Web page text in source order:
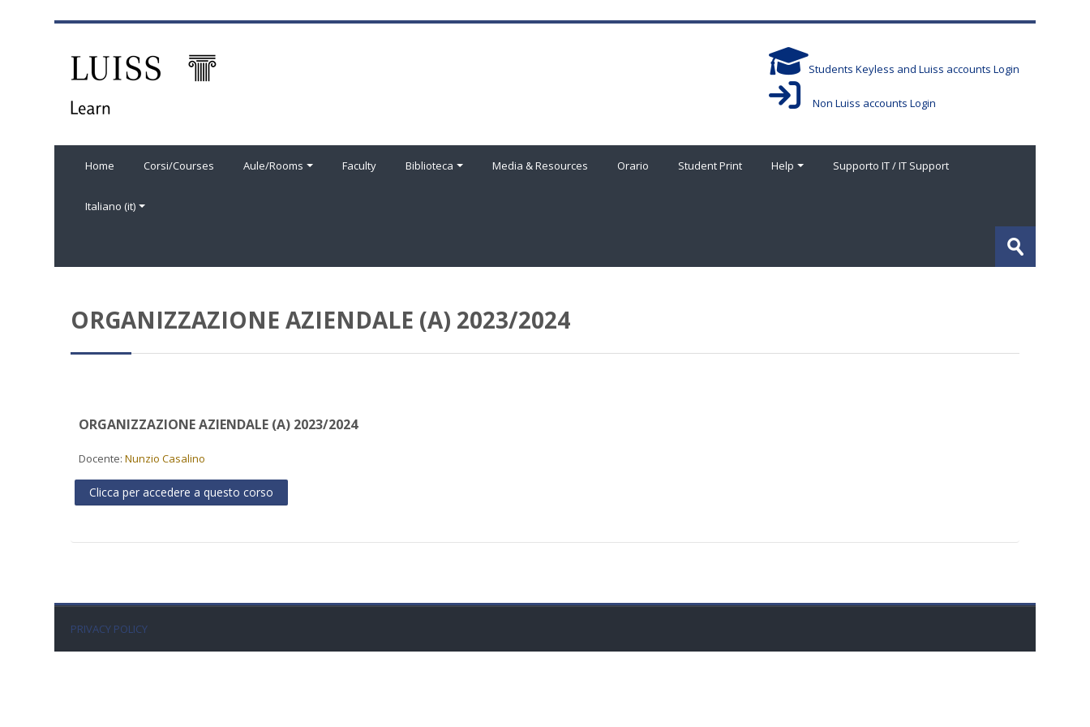
Students Keyless and Luiss accounts Login
Non Luiss accounts Login
Home Corsi/Courses Aule/Rooms Faculty Biblioteca Media & Resources Orario Student Print Help Supporto IT / IT Support
Italiano ‎(it)‎
Invia
ORGANIZZAZIONE AZIENDALE (A) 2023/2024
ORGANIZZAZIONE AZIENDALE (A) 2023/2024
Docente:Nunzio Casalino
Clicca per accedere a questo corso
PRIVACY POLICY